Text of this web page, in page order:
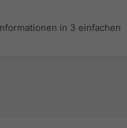
in 3 einfachen